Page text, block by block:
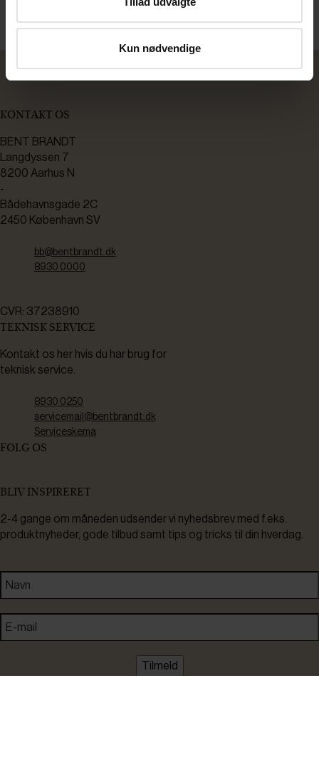
Kun nødvendige
KONTAKT OS
BENT BRANDT
Langdyssen 7
8200 Aarhus N
-
Bådehavnsgade 2C
2450 København SV
bb@bentbrandt.dk
8930 0000
CVR: 37238910
TEKNISK SERVICE
Kontakt os her hvis du har brug for
teknisk service.
8930 0250
servicemail@bentbrandt.dk
Serviceskema
FØLG OS
BLIV INSPIRERET
2-4 gange om måneden udsender vi nyhedsbrev med f.eks.
produktnyheder, gode tilbud samt tips og tricks til din hverdag.
Tilmeld